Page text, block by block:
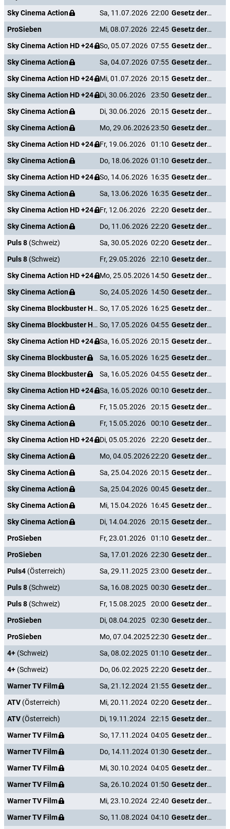
Sky Cinema Action
Sa, 11.07.2026 22:00
Gesetz der Rache
ProSieben
Mi, 08.07.2026 22:45
Gesetz der Rache
Sky Cinema Action HD +24
So, 05.07.2026 07:55
Gesetz der Rache
Sky Cinema Action
Sa, 04.07.2026 07:55
Gesetz der Rache
Sky Cinema Action HD +24
Mi, 01.07.2026 20:15
Gesetz der Rache
Sky Cinema Action HD +24
Di, 30.06.2026 23:50
Gesetz der Rache
Sky Cinema Action
Di, 30.06.2026 20:15
Gesetz der Rache
Sky Cinema Action
Mo, 29.06.202623:50
Gesetz der Rache
Sky Cinema Action HD +24
Fr, 19.06.2026 01:10
Gesetz der Rache
Sky Cinema Action
Do, 18.06.2026 01:10
Gesetz der Rache
Sky Cinema Action HD +24
So, 14.06.2026 16:35
Gesetz der Rache
Sky Cinema Action
Sa, 13.06.2026 16:35
Gesetz der Rache
Sky Cinema Action HD +24
Fr, 12.06.2026 22:20
Gesetz der Rache
Sky Cinema Action
Do, 11.06.2026 22:20
Gesetz der Rache
Puls 8 (Schweiz) Sa, 30.05.2026 02:20
Gesetz der Rache
Puls 8 (Schweiz) Fr, 29.05.2026 22:10
Gesetz der Rache
Sky Cinema Action HD +24
Mo, 25.05.202614:50
Gesetz der Rache
Sky Cinema Action
So, 24.05.2026 14:50
Gesetz der Rache
Sky Cinema Blockbuster HD +24 So, 17.05.2026 16:25
Gesetz der Rache
Sky Cinema Blockbuster HD +24 So, 17.05.2026 04:55
Gesetz der Rache
Sky Cinema Action HD +24
Sa, 16.05.2026 20:15
Gesetz der Rache
Sky Cinema Blockbuster
Sa, 16.05.2026 16:25
Gesetz der Rache
Sky Cinema Blockbuster
Sa, 16.05.2026 04:55
Gesetz der Rache
Sky Cinema Action HD +24
Sa, 16.05.2026 00:10
Gesetz der Rache
Sky Cinema Action
Fr, 15.05.2026 20:15
Gesetz der Rache
Sky Cinema Action
Fr, 15.05.2026 00:10
Gesetz der Rache
Sky Cinema Action HD +24
Di, 05.05.2026 22:20
Gesetz der Rache
Sky Cinema Action
Mo, 04.05.202622:20
Gesetz der Rache
Sky Cinema Action
Sa, 25.04.2026 20:15
Gesetz der Rache
Sky Cinema Action
Sa, 25.04.2026 00:45
Gesetz der Rache
Sky Cinema Action
Mi, 15.04.2026 16:45
Gesetz der Rache
Sky Cinema Action
Di, 14.04.2026 20:15
Gesetz der Rache
ProSieben
Fr, 23.01.2026 01:10
Gesetz der Rache
ProSieben
Sa, 17.01.2026 22:30
Gesetz der Rache
Puls4 (Österreich) Sa, 29.11.2025 23:00
Gesetz der Rache
Puls 8 (Schweiz) Sa, 16.08.2025 00:30
Gesetz der Rache
Puls 8 (Schweiz) Fr, 15.08.2025 20:00
Gesetz der Rache
ProSieben
Di, 08.04.2025 02:30
Gesetz der Rache
ProSieben
Mo, 07.04.202522:30
Gesetz der Rache
4+ (Schweiz) Sa, 08.02.2025 01:10
Gesetz der Rache
4+ (Schweiz) Do, 06.02.2025 22:20
Gesetz der Rache
Warner TV Film
Sa, 21.12.2024 21:55
Gesetz der Rache
ATV (Österreich) Mi, 20.11.2024 02:20
Gesetz der Rache
ATV (Österreich) Di, 19.11.2024 22:15
Gesetz der Rache
Warner TV Film
So, 17.11.2024 04:05
Gesetz der Rache
Warner TV Film
Do, 14.11.2024 01:30
Gesetz der Rache
Warner TV Film
Mi, 30.10.2024 04:05
Gesetz der Rache
Warner TV Film
Sa, 26.10.2024 01:50
Gesetz der Rache
Warner TV Film
Mi, 23.10.2024 22:40
Gesetz der Rache
Warner TV Film
So, 11.08.2024 04:10
Gesetz der Rache